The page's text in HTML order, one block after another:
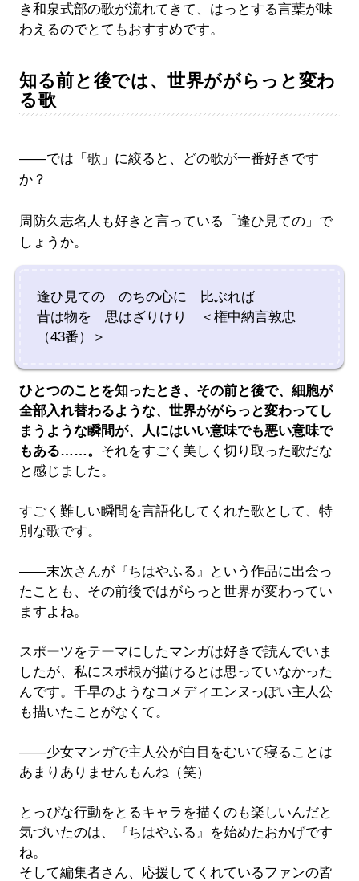
き和泉式部の歌が流れてきて、はっとする言葉が味
わえるのでとてもおすすめです。
知る前と後では、世界ががらっと変わ
る歌
――では「歌」に絞ると、どの歌が一番好きです
か？
周防久志名人も好きと言っている「逢ひ見ての」で
しょうか。
逢ひ見ての のちの心に 比ぶれば
昔は物を 思はざりけり ＜権中納言敦忠
（43番）＞
ひとつのことを知ったとき、その前と後で、細胞が
全部入れ替わるような、世界ががらっと変わってし
まうような瞬間が、人にはいい意味でも悪い意味で
もある……。 それをすごく美しく切り取った歌だな
と感じました。
すごく難しい瞬間を言語化してくれた歌として、特
別な歌です。
――末次さんが『ちはやふる』という作品に出会っ
たことも、その前後ではがらっと世界が変わってい
ますよね。
スポーツをテーマにしたマンガは好きで読んでいま
したが、私にスポ根が描けるとは思っていなかった
んです。千早のようなコメディエンヌっぽい主人公
も描いたことがなくて。
――少女マンガで主人公が白目をむいて寝ることは
あまりありませんもんね（笑）
とっぴな行動をとるキャラを描くのも楽しいんだと
気づいたのは、『ちはやふる』を始めたおかげです
ね。
そして編集者さん、応援してくれているファンの皆